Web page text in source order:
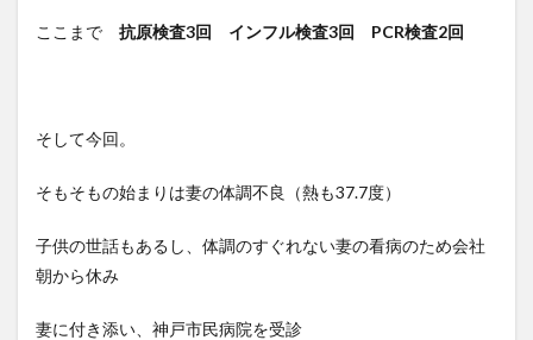
ここまで 抗原検査3回 インフル検査3回 PCR検査2回
そして今回。
そもそもの始まりは妻の体調不良（熱も37.7度）
子供の世話もあるし、体調のすぐれない妻の看病のため会社
朝から休み
妻に付き添い、神戸市民病院を受診